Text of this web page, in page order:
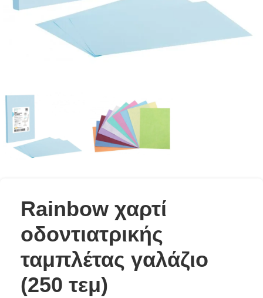
Rainbow χαρτί
οδοντιατρικής
ταμπλέτας γαλάζιο
(250 τεμ)